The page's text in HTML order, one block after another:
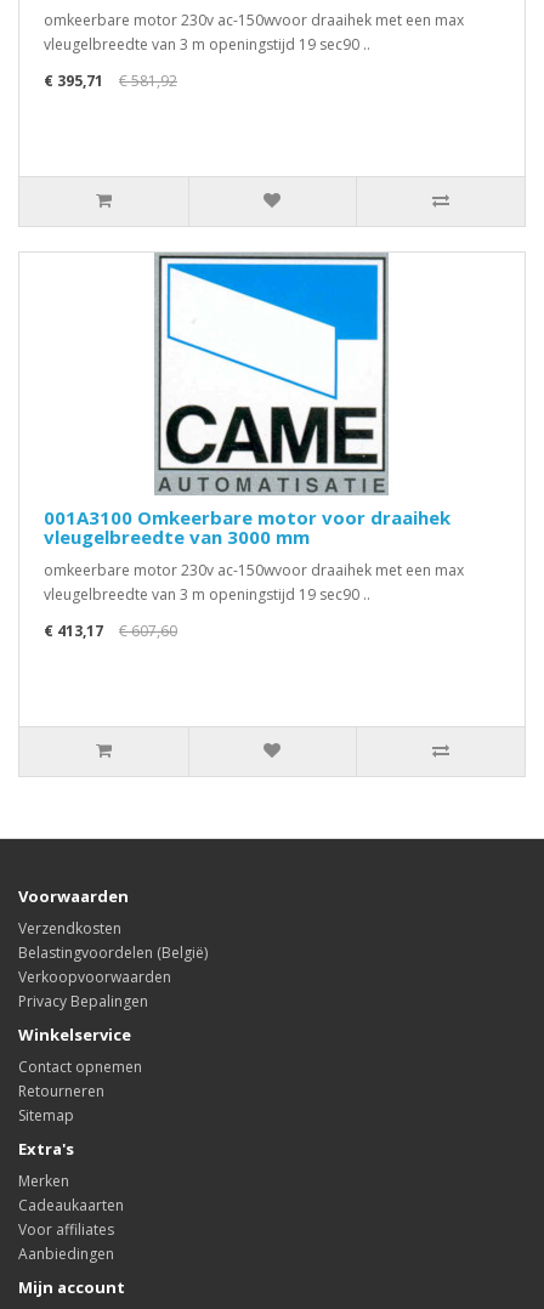
omkeerbare motor 230v ac-150wvoor draaihek met een max
vleugelbreedte van 3 m openingstijd 19 sec90 ..
€ 395,71
€ 581,92
001A3100 Omkeerbare motor voor draaihek
vleugelbreedte van 3000 mm
omkeerbare motor 230v ac-150wvoor draaihek met een max
vleugelbreedte van 3 m openingstijd 19 sec90 ..
€ 413,17
€ 607,60
Voorwaarden
Verzendkosten
Belastingvoordelen (België)
Verkoopvoorwaarden
Privacy Bepalingen
Winkelservice
Contact opnemen
Retourneren
Sitemap
Extra's
Merken
Cadeaukaarten
Voor affiliates
Aanbiedingen
Mijn account